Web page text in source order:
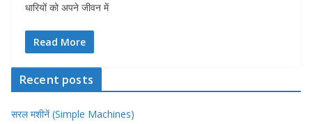
धारियों को अपने जीवन में
Read More
Recent posts
सरल मशीनें (Simple Machines)